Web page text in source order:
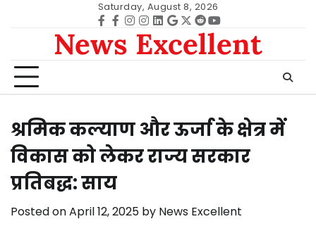
Saturday, August 8, 2026
Facebook
facebook
Instagram
instagram
Linkedin
google
Twitter
redditYoutube
News Excellent
श्रमिक कल्याण और ऊर्जा के क्षेत्र में
विकास को लेकर राज्य सरकार
प्रतिबद्ध: साय
Posted onApril 12, 2025 by News Excellent